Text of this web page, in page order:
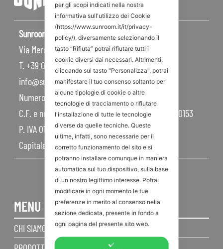
Sunroom S.p.A – Sede Legale
Via Mercadante, 10 – 47841 Cattolica RN – Italy
T. +39 0541 834011
info@sunroom.it
Numero REA RN – 225109
C.F. e nr. iscrizione al Registro Imprese 07879990153
P. IVA 01968830404
Capitale Sociale 450.000,00 I.V.
MENU
CHI SIAMO
per gli scopi indicati nella nostra
informativa sull'utilizzo dei Cookie
(https://www.sunroom.it/it/privacy-
policy/), diversamente selezionando il
tasto “Rifiuta” potrai rifiutare tutti i
cookie diversi dai necessari. Altrimenti,
cliccando sul tasto "Personalizza", potrai
manifestare il tuo consenso soltanto per
alcune tipologie di cookie o altre
tecnologie di tracciamento o rifiutare
l'installazione di tutte le tecnologie
diverse da quelle tecniche. Queste
ultime, infatti, sono necessarie per il
corretto funzionamento del sito e si
potranno installare comunque in maniera
automatica sul tuo dispositivo, sulla base
di un nostro legittimo interesse. Potrai
modificare in ogni momento le tue
preferenze in merito al consenso nella
sezione dedicata, presente in fondo a
ogni pagina del presente sito web.